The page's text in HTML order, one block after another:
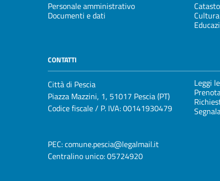
Personale amministrativo
Documenti e dati
CONTATTI
Città di Pescia
Piazza Mazzini, 1, 51017 Pescia (PT)
Codice fiscale / P. IVA: 00141930479
PEC:comune.pescia@legalmail.it
Centralino unico:05724920
Leggi